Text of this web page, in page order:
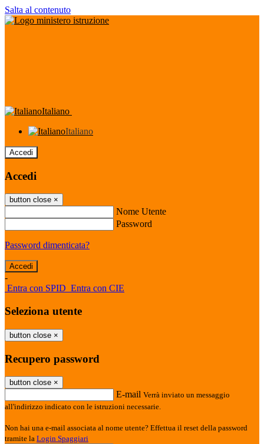
Salta al contenuto
Italiano
Italiano
Accedi
Accedi
button close ×
Nome Utente
Password
Password dimenticata?
-
Entra con SPID Entra con CIE
Seleziona utente
button close ×
Recupero password
button close ×
E-mail Verrà inviato un messaggio
all'indirizzo indicato con le istruzioni necessarie.
Non hai una e-mail associata al nome utente? Effettua il reset della password
tramite la Login Spaggiari